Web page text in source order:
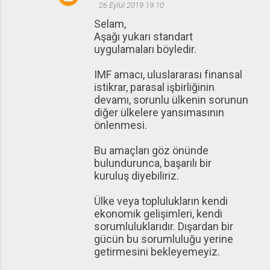
26 Eylül 2019 19:10
Selam,
Aşağı yukarı standart
uygulamaları böyledir.
IMF amacı, uluslararası finansal
istikrar, parasal işbirliğinin
devamı, sorunlu ülkenin sorunun
diğer ülkelere yansımasının
önlenmesi.
Bu amaçları göz önünde
bulundurunca, başarılı bir
kuruluş diyebiliriz.
Ülke veya toplulukların kendi
ekonomik gelişimleri, kendi
sorumluluklarıdır. Dışardan bir
gücün bu sorumluluğu yerine
getirmesini bekleyemeyiz.